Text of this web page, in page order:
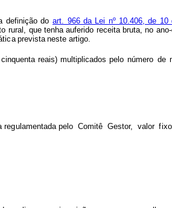
definição do art. 966 daLei nº 10.406, de 10
rural, que tenha auferido receita bruta, no
ca prevista neste artigo.
cinquenta reais) multipl icados pelo número de
regul amentada pelo Comitê Gestor, valor fixo